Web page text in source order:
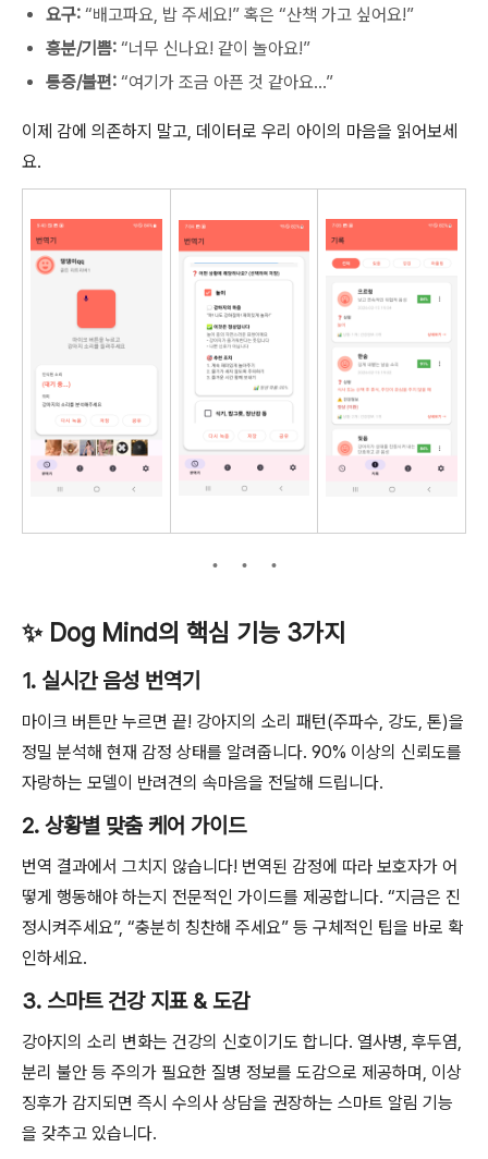
요구: “배고파요, 밥 주세요!” 혹은 “산책 가고 싶어요!”
흥분/기쁨: “너무 신나요! 같이 놀아요!”
통증/불편: “여기가 조금 아픈 것 같아요...”
이제 감에 의존하지 말고, 데이터로 우리 아이의 마음을 읽어보세
요.
✨ Dog Mind의 핵심 기능 3가지
1. 실시간 음성 번역기
마이크 버튼만 누르면 끝! 강아지의 소리 패턴(주파수, 강도, 톤)을
정밀 분석해 현재 감정 상태를 알려줍니다. 90% 이상의 신뢰도를
자랑하는 모델이 반려견의 속마음을 전달해 드립니다.
2. 상황별 맞춤 케어 가이드
번역 결과에서 그치지 않습니다! 번역된 감정에 따라 보호자가 어
떻게 행동해야 하는지 전문적인 가이드를 제공합니다. “지금은 진
정시켜주세요”, “충분히 칭찬해 주세요” 등 구체적인 팁을 바로 확
인하세요.
3. 스마트 건강 지표 & 도감
강아지의 소리 변화는 건강의 신호이기도 합니다. 열사병, 후두염,
분리 불안 등 주의가 필요한 질병 정보를 도감으로 제공하며, 이상
징후가 감지되면 즉시 수의사 상담을 권장하는 스마트 알림 기능
을 갖추고 있습니다.